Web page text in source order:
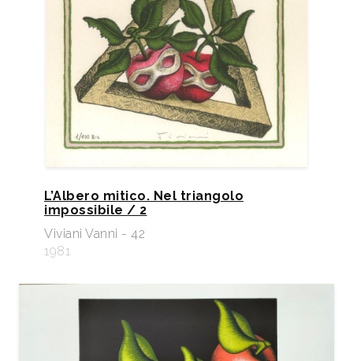
L’Albero mitico. Nel triangolo
impossibile / 2
Viviani Vanni - 42
1981